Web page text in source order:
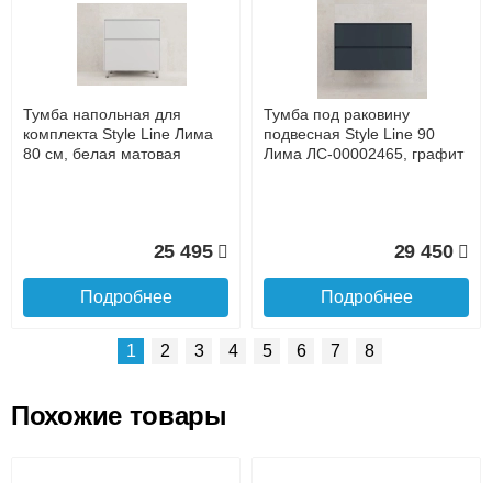
Банковской картой при получении товара как при
доставке, так и самовывозом
Интернет-деньгами (Yandex-деньги, Web-money,
Qiwi-кошельки и другие).
Безналичный расчёт (возможно и с НДС)
Тумба напольная для
комплекта Style Line Лима
80 см, белая матовая
25 495
Подробнее
Тумба под раковину
подвесная Style Line 90
Лима ЛС-00002465, графит
29 450
Подробнее
1 2 3 4 5 6 7 8
Похожие товары